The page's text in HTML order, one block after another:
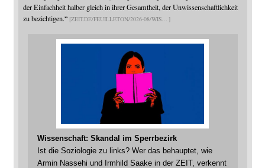
der Einfachheit halber gleich in ihrer Gesamtheit, der Unwissenschaftlichkeit
zu bezichtigen.“ ZEIT.DE/FEUILLETON/2026-08/WIS
Wissenschaft: Skandal im Sperrbezirk
Ist die Soziologie zu links? Wer das behauptet, wie
Armin Nassehi und Irmhild Saake in der ZEIT, verkennt